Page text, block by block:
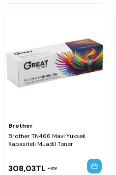
Brother
Brother TN466 Mavi Yüksek
Kapasiteli Muadil Toner
308,03TL KDV